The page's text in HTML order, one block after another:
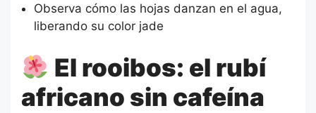
Observa cómo las hojas danzan en el agua,
liberando su color jade
El rooibos: el rubí
africano sin cafeína